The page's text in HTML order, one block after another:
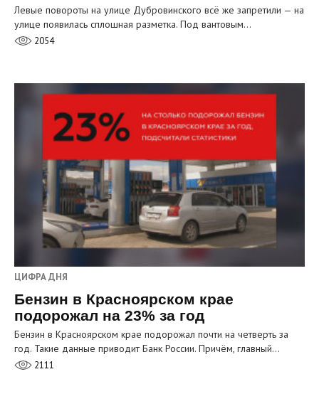
Левые повороты на улице Дубровинского всё же запретили — на
улице появилась сплошная разметка. Под вантовым…
2054
ЦИФРА ДНЯ
Бензин в Красноярском крае
подорожал на 23% за год
Бензин в Красноярском крае подорожал почти на четверть за
год. Такие данные приводит Банк России. Причём, главный…
2111